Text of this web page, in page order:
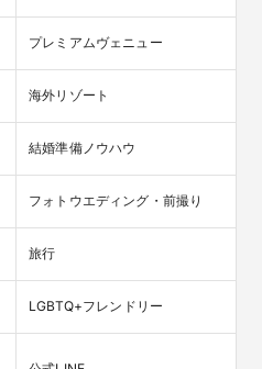
プレミアムヴェニュー
海外リゾート
結婚準備ノウハウ
フォトウエディング・前撮り
旅行
LGBTQ+フレンドリー